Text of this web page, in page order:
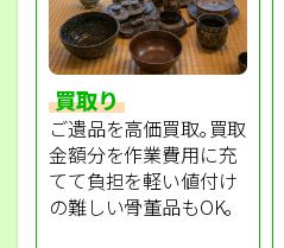
買取り
ご遺品を高価買取｡買取
金額分を作業費用に充
てて負担を軽い値付け
の難しい骨董品もOK｡